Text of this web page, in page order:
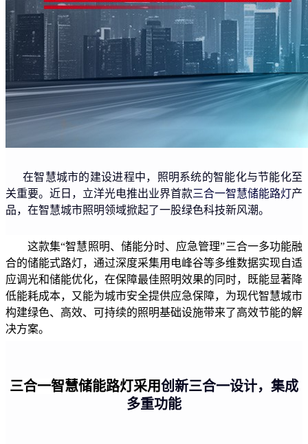
在智慧城市的建设进程中，照明系统的智能化与节能化至
关重要。近日，立洋光电推出业界首款三合一智慧储能路灯产
品，在智慧城市照明领域掀起了一股绿色科技新风潮。
这款集“智慧照明、储能分时、应急管理”三合一多功能融
合的储能式路灯，通过深度采集用电峰谷等多维数据实现自适
应调光和储能优化，在保障最佳照明效果的同时，既能显著降
低能耗成本，又能为城市安全提供应急保障，为现代智慧城市
构建绿色、高效、可持续的照明基础设施带来了高效节能的解
决方案。
三合一智慧储能路灯采用创新三合一设计，集成
多重功能